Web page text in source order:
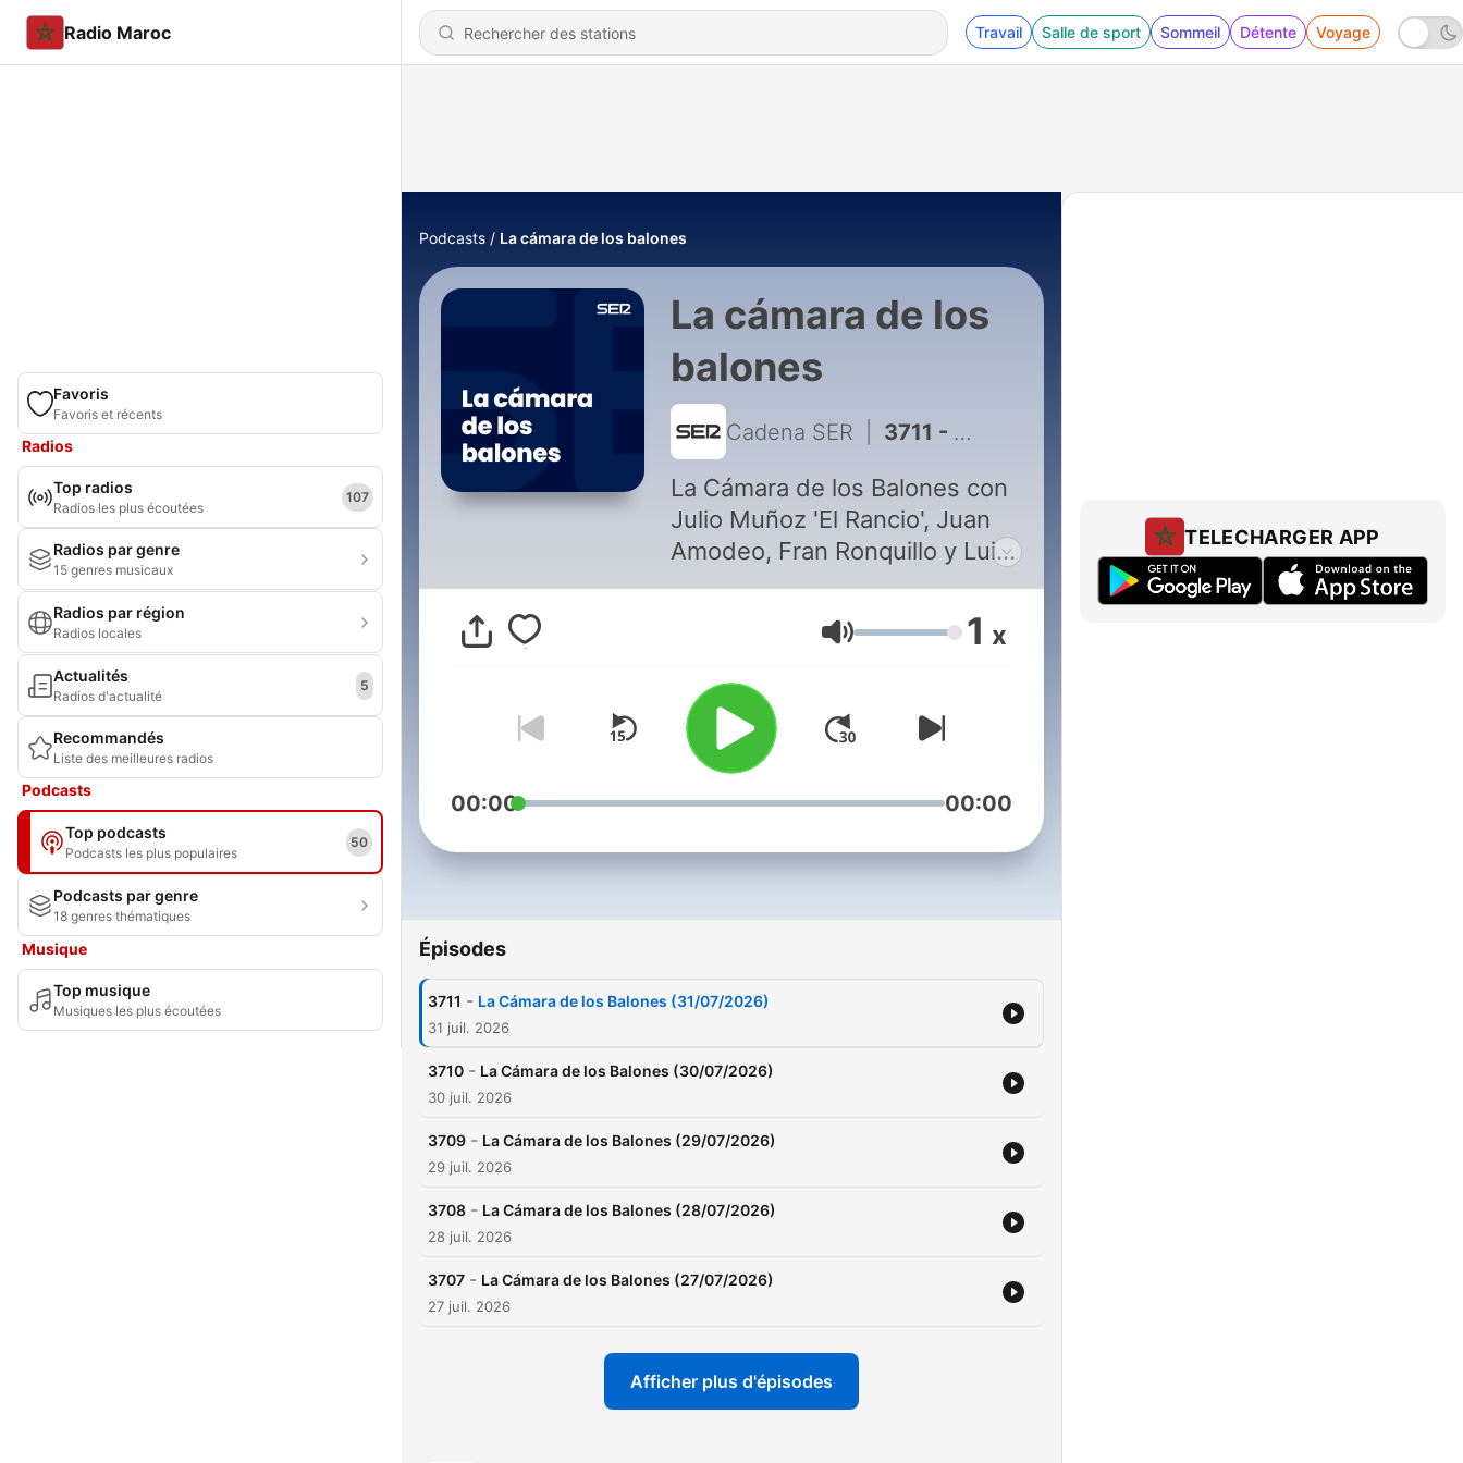
Radio Maroc Travail Salle de sport Sommeil Détente Voyage
Favoris
Favoris et récents
Radios
Top radios
Radios les plus écoutées
107
Radios par genre
15 genres musicaux
Radios par région
Radios locales
Actualités
Radios d'actualité
5
Recommandés
Liste des meilleures radios
Podcasts
Top podcasts
Podcasts les plus populaires
50
Podcasts par genre
18 genres thématiques
Musique
Top musique
Musiques les plus écoutées
Podcasts La cámara de los balones
La cámara de los
balones
Cadena SER 3711 - La Cámara de los Balones (31/07/2026)
La Cámara de los Balones con
Julio Muñoz 'El Rancio', Juan
Amodeo, Fran Ronquillo y Luis
Márquez
Volume 1 x
00:00 00:00
Épisodes
3711 - La Cámara de los Balones (31/07/2026)
31 juil. 2026
3710 - La Cámara de los Balones (30/07/2026)
30 juil. 2026
3709 - La Cámara de los Balones (29/07/2026)
29 juil. 2026
3708 - La Cámara de los Balones (28/07/2026)
28 juil. 2026
3707 - La Cámara de los Balones (27/07/2026)
27 juil. 2026
Afficher plus d'épisodes
TELECHARGER APP